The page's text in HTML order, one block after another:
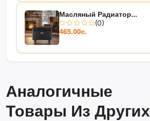
Масляный Радиатор...
(0)
465.00с.
Аналогичные
Товары Из Других